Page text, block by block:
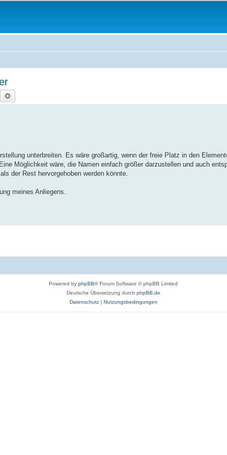
Suche
unterbreiten. Es wäre großartig, wenn der freie Platz in den
Möglichkeit wäre, die Namen einfach größer darzustellen und auch
der Rest hervorgehoben werden könnte.
meines Anliegens.
Powered by phpBB® Forum Software © phpBB Limited
Deutsche Übersetzung durch phpBB.de
Datenschutz| Nutzungsbedingungen